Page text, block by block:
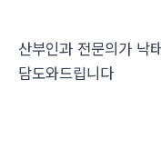
산부인과 전문의가 낙
담도와드립니다